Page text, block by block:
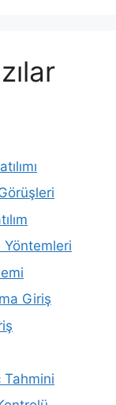
Giriş
Tahmini